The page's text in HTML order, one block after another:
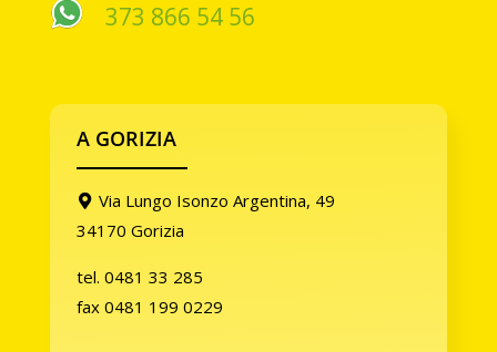
373 866 54 56
A GORIZIA
Via Lungo Isonzo Argentina, 49
34170 Gorizia
tel. 0481 33 285
fax 0481 199 0229